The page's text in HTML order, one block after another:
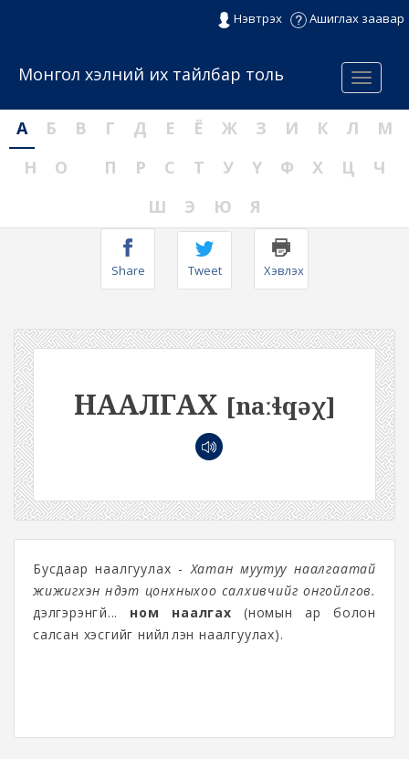
Нэвтрэх Ашиглах заавар
Menu
Монгол хэлний их тайлбар толь
А Б В Г Д Е Ё Ж З И К Л
М
Н
О П Р С Т У Ү Ф Х Ц
Ч
Ш
Э Ю Я
Share Tweet Хэвлэх
НААЛГАХ [naːɬqəχ]
Бусдаар наалгуулах -Хатан муутуу наалгаатай
жижигхэн нүдэт цонхныхоо салхивчийг онгойлгов.
дэлгэрэнгүй...
ном наалгах (номы‎н ар болон
салсан хэсгийг нийлүүлэн наалгуулах).